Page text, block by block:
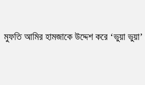
মুফতি আমির হামজাকে উদ্দেশ করে ‘ভুয়া